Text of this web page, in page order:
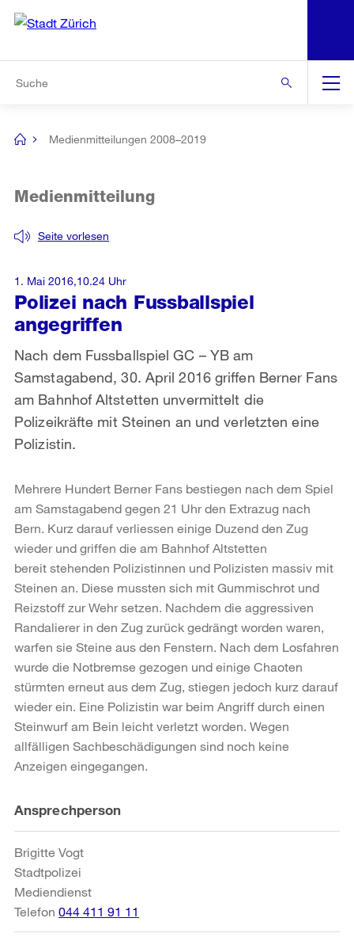
Navigation
[no
Medienmitteilungen 2008–2019
Polizei nach Fussballspiel
angegriffen
Seite vorlesen
Medienmitteilung
Nach dem Fussballspiel GC – YB am
Samstagabend, 30. April 2016 griffen Berner Fans
am Bahnhof Altstetten unvermittelt die
Polizeikräfte mit Steinen an und verletzten eine
Polizistin.
1. Mai 2016,10.24 Uhr
Mehrere Hundert Berner Fans bestiegen nach dem Spiel
am Samstagabend gegen 21 Uhr den Extrazug nach
Bern. Kurz darauf verliessen einige Duzend den Zug
wieder und griffen die am Bahnhof Altstetten
bereit stehenden Polizistinnen und Polizisten massiv mit
Steinen an. Diese mussten sich mit Gummischrot und
Reizstoff zur Wehr setzen. Nachdem die aggressiven
Randalierer in den Zug zurück gedrängt worden waren,
warfen sie Steine aus den Fenstern. Nach dem Losfahren
wurde die Notbremse gezogen und einige Chaoten
stürmten erneut aus dem Zug, stiegen jedoch kurz darauf
wieder ein. Eine Polizistin war beim Angriff durch einen
Steinwurf am Bein leicht verletzt worden. Wegen
allfälligen Sachbeschädigungen sind noch keine
Anzeigen eingegangen.
Weitere
Informationen
Ansprechperson
Brigitte Vogt
Stadtpolizei
Mediendienst
Telefon 044 411 91 11